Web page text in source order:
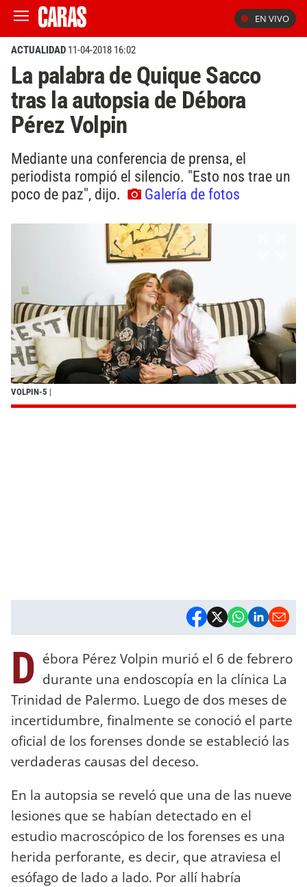
EN VIVO
ACTUALIDAD 11-04-2018 16:02
La palabra de Quique Sacco
tras la autopsia de Débora
Pérez Volpin
Mediante una conferencia de prensa, el
periodista rompió el silencio. "Esto nos trae un
poco de paz", dijo.
Galería de fotos
VOLPIN-5 |
D ébora Pérez Volpin murió el 6 de febrero
durante una endoscopía en la clínica La
Trinidad de Palermo. Luego de dos meses de
incertidumbre, finalmente se conoció el parte
oficial de los forenses donde se estableció las
verdaderas causas del deceso.
En la autopsia se reveló que una de las nueve
lesiones que se habían detectado en el
estudio macroscópico de los forenses es una
herida perforante, es decir, que atraviesa el
esófago de lado a lado. Por allí habría